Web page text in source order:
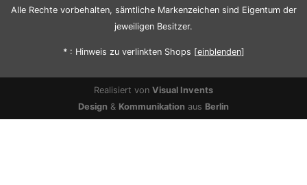
Alle Rechte vorbehalten, sämtliche Markenzeichen sind Eigentum der
jeweiligen Besitzer.
* : Hinweis zu verlinkten Shops [einblenden]
Realisiert von Visual Invents
Design & Kommunikation aus Berlin